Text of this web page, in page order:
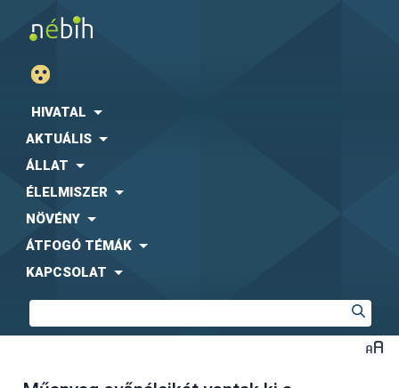
HIVATAL
AKTUÁLIS
ÁLLAT
ÉLELMISZER
NÖVÉNY
ÁTFOGÓ TÉMÁK
KAPCSOLAT